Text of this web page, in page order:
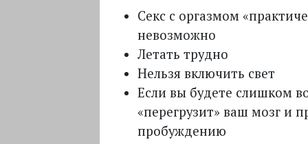
Секс с оргазмом
невозможно
Летать трудно
Нельзя включить свет
Если вы будете слишком
«перегрузит» ваш мозг и
пробуждению